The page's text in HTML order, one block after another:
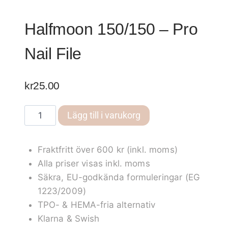
Halfmoon 150/150 – Pro
Nail File
kr25.00
Halfmoon
150/150
Pro
Nail
File
mängd
Lägg till i varukorg
Fraktfritt över 600 kr (inkl. moms)
Alla priser visas inkl. moms
Säkra, EU-godkända formuleringar (EG
1223/2009)
TPO- & HEMA-fria alternativ
Klarna & Swish